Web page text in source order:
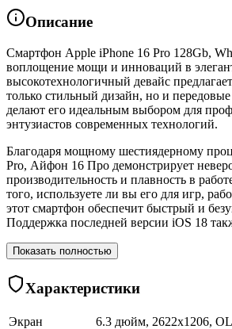
Описание
Смартфон Apple iPhone 16 Pro 128Gb,
воплощение мощи и инноваций в
высокотехнологичный девайс
только стильный дизайн, но и
делают его идеальным выбором для
энтузиастов современных технологий.
Благодаря мощному шестиядерному
Pro, Айфон 16 Про демонстрирует
производительность и плавность в
того, используете ли вы его для игр,
этот смартфон обеспечит быстрый и
Поддержка последней версии iOS 18
Показать полностью
Характеристики
Экран
6.3 дюйм, 2622x1206,